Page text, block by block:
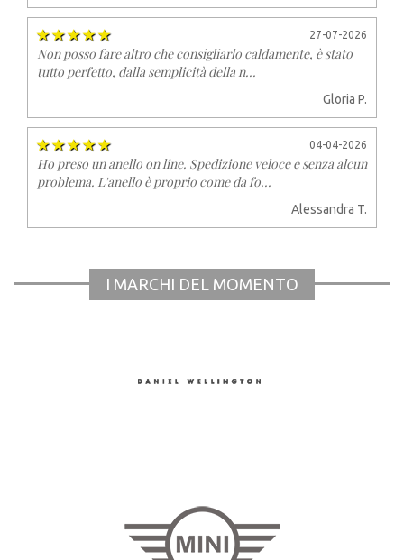
27-07-2026
Non posso fare altro che consigliarlo caldamente, è stato
tutto perfetto, dalla semplicità della n...
Gloria P.
04-04-2026
Ho preso un anello on line. Spedizione veloce e senza alcun
problema. L'anello è proprio come da fo...
Alessandra T.
I MARCHI DEL MOMENTO